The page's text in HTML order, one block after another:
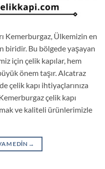
Kemerburgaz, Ülkemizin en
biridir. Bu bölgede yaşayan
için çelik kapılar, hem
önem taşır. Alcatraz
çelik kapı ihtiyaçlarınıza
çelik kapı
ve kaliteli ürünlerimizle
EDIN →